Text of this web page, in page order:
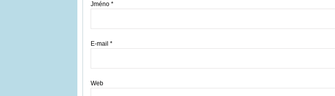
Jméno *
E-mail *
Web